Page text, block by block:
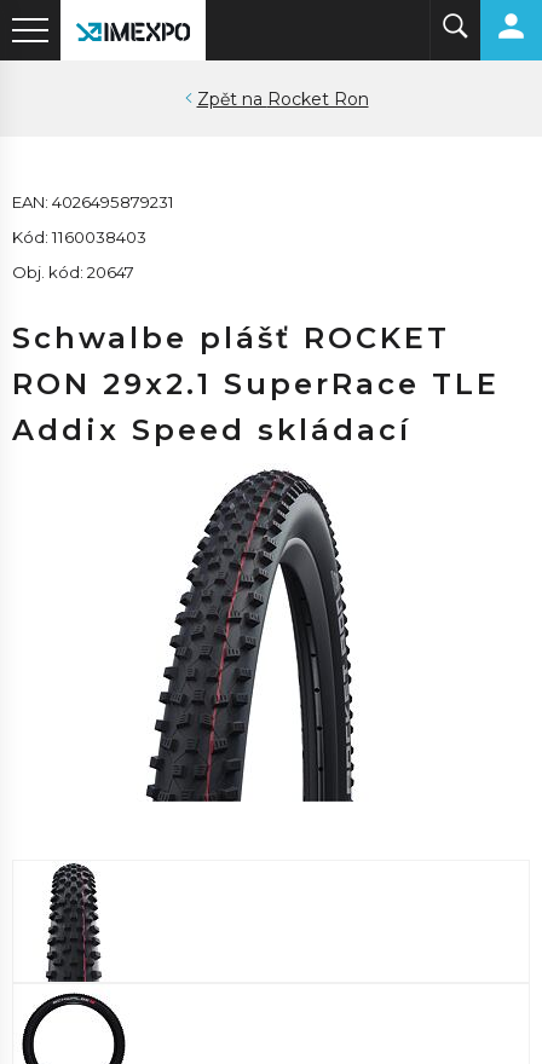
Rocket Ron
EAN: 4026495879231
Kód: 1160038403
Obj. kód: 20647
Schwalbe plášť ROCKET
RON 29x2.1 SuperRace TLE
Addix Speed skládací